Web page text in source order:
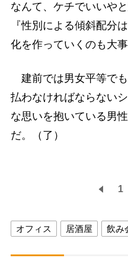
なんて、ケチでいいや
『性別による傾斜配分
化を作っていくのも大
建前では男女平等で
払わなければならない
な思いを抱いている男
だ。（了）
1
オフィス 居酒屋 飲み